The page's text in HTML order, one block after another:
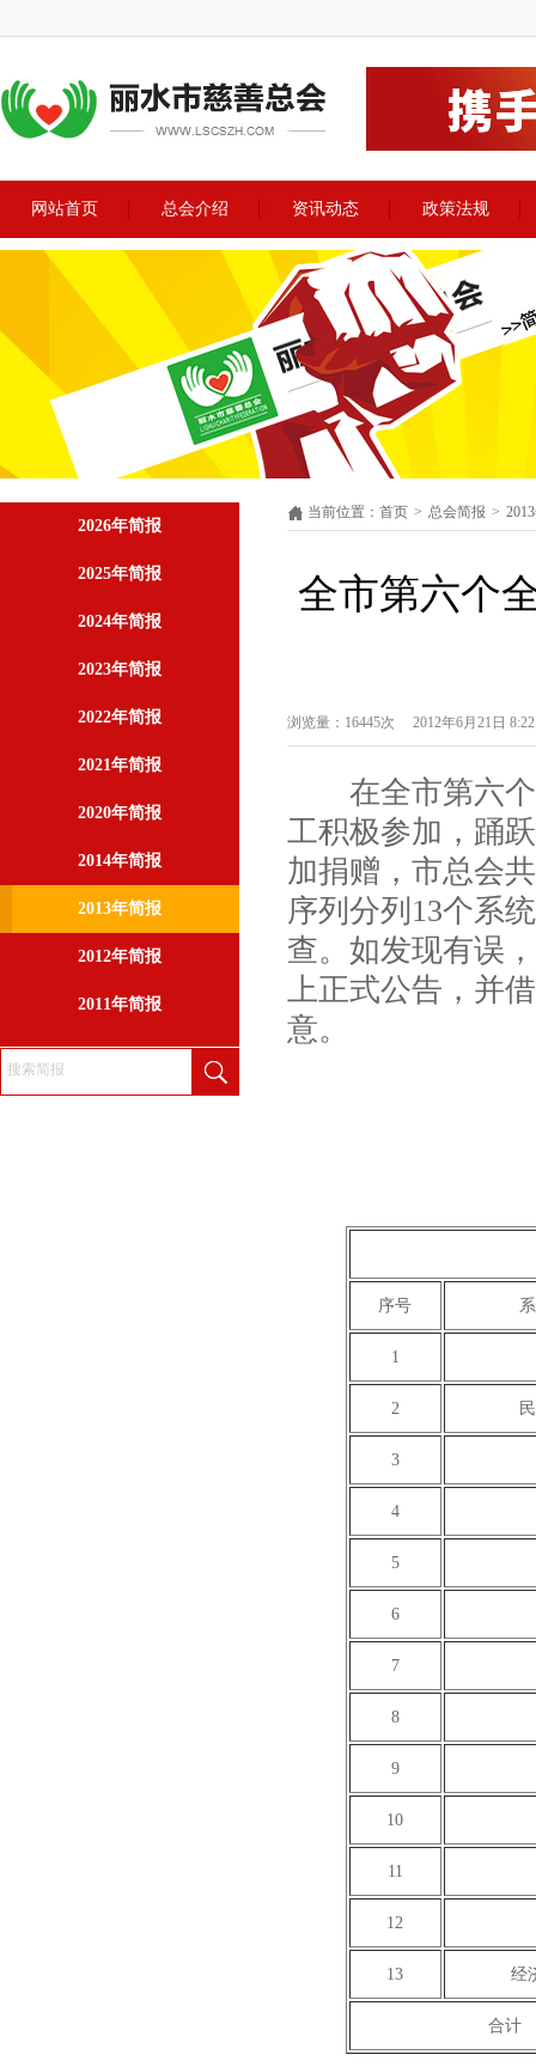
网站首页 总会介绍 资讯动态 政策法规
2026年简报
2025年简报
2024年简报
2023年简报
2022年简报
2021年简报
2020年简报
2014年简报
2013年简报
2012年简报
2011年简报
当前位置 ： 首页 > 总会简报 >
全市第六个
浏览量：16445次 2012年6月21日
在全市第六个
工积极参加，踊
加捐赠，市总会
序列分列13个系
查。如发现有误
上正式公告，并
意。
序号
1
2
3
4
5
6
7
8
9
10
11
12
13 经
合计